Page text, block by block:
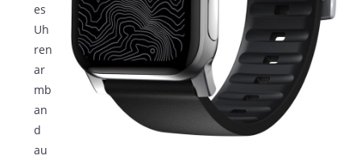
es
Uh
ren
ar
mb
an
d
au